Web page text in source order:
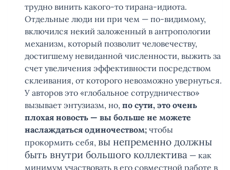
трудно винить какого-то тирана-идиота.
Отдельные люди ни при чем — по-видимому,
включился некий заложенный в антропологии
механизм, который позволит человечеству,
достигшему невиданной численности, выжить за
счет увеличения эффективности посредством
склеивания, от которого невозможно увернуться.
У авторов это «глобальное сотрудничество»
вызывает энтузиазм, но, по сути, это очень
плохая новость — вы больше не можете
наслаждаться одиночеством; чтобы
прокормить себя, вы непременно должны
быть внутри большого ­коллектива — как
минимум участвовать в его совместной работе в